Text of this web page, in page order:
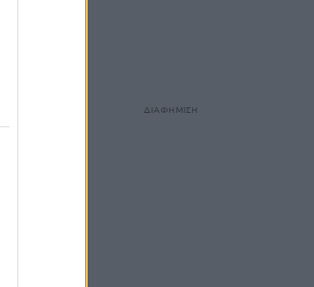
ΔΙΑΦΗΜΙΣΗ